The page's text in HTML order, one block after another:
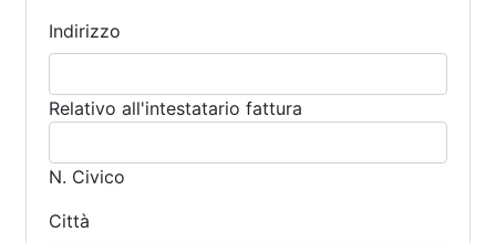
Indirizzo
Relativo all'intestatario fattura
N. Civico
Città